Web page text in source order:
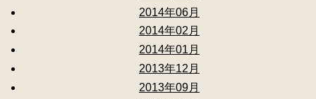
2014年06月
2014年02月
2014年01月
2013年12月
2013年09月